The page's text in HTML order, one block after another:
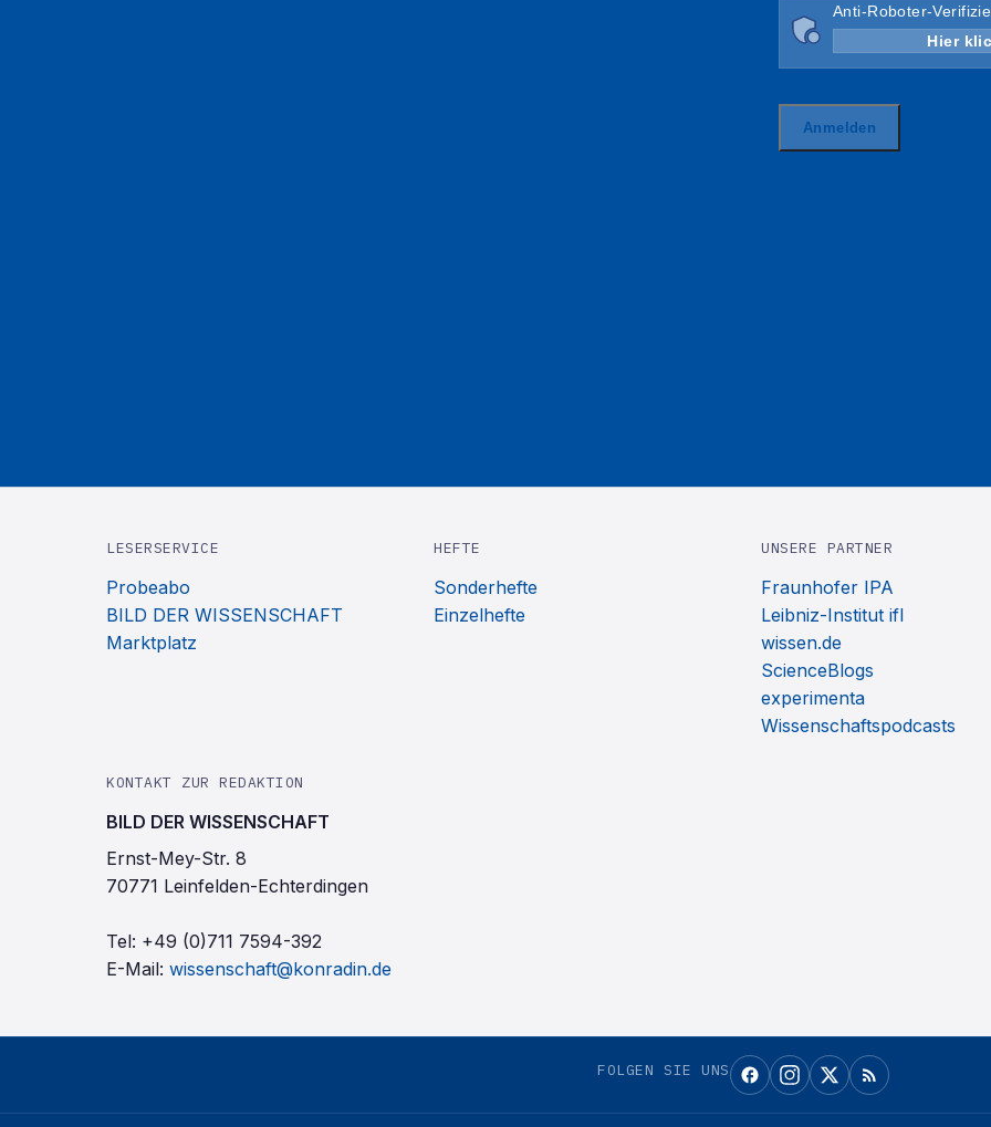
LESERSERVICE
Probeabo
BILD DER WISSENSCHAFT
Marktplatz
HEFTE
Sonderhefte
Einzelhefte
UNSERE PARTNER
Fraunhofer IPA
Leibniz-Institut ifl
wissen.de
ScienceBlogs
experimenta
Wissenschaftspodcasts
KONTAKT ZUR REDAKTION
BILD DER WISSENSCHAFT
Ernst-Mey-Str. 8
70771 Leinfelden-Echterdingen
Tel: +49 (0)711 7594-392
E-Mail: wissenschaft@konradin.de
FOLGEN SIE UNS